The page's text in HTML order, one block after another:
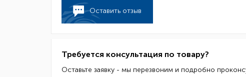
Оставить отзыв
Требуется консультация по товару?
Оставьте заявку - мы перезвоним и подробно